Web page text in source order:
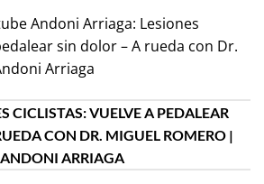
Andoni Arriaga: Lesiones
sin dolor – A rueda con Dr.
Arriaga
CICLISTAS: VUELVE A PEDALEAR
CON DR. MIGUEL ROMERO |
ANDONI ARRIAGA